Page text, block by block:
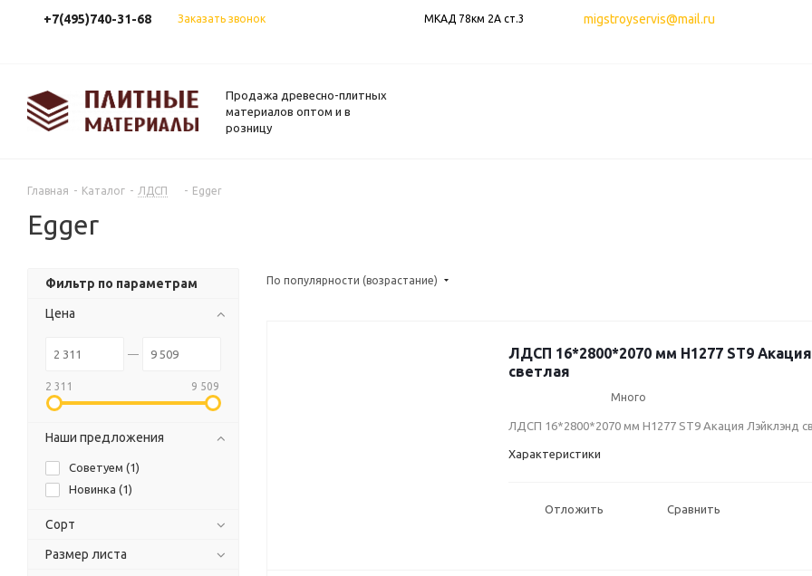
+7(495)740-31-68 Заказать звонок МКАД 78км 2А ст.3 migstroyservis@mail.ru
Продажа древесно-плитных
материалов оптом и в
розницу
Главная - Каталог - ЛДСП - Egger
Egger
По популярности (возрастание)
ЛДСП 16*2800*2070 мм H1277 ST9
светлая
Много
ЛДСП 16*2800*2070 мм H1277 ST9 Акация Лэйклэнд
Характеристики
Отложить Сравнить
Фильтр по параметрам
Цена
2 311 9 509
Наши предложения
Советуем (1)
Новинка (1)
Сорт
Размер листа